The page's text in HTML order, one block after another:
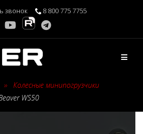
звонок 8 800 775 7755
›
Колесные минипогрузчики
WS50